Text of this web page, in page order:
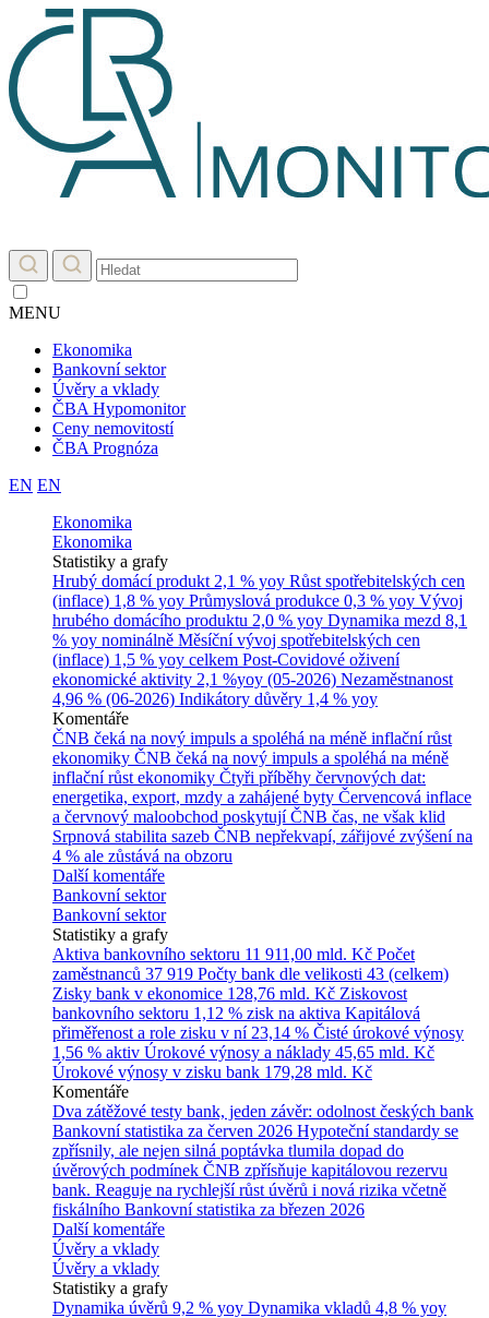
MENU
Ekonomika
Bankovní sektor
Úvěry a vklady
ČBA Hypomonitor
Ceny nemovitostí
ČBA Prognóza
EN EN
Ekonomika
Ekonomika
Statistiky a grafy
Hrubý domácí produkt 2,1 % yoy Růst spotřebitelských cen
(inflace) 1,8 % yoy Průmyslová produkce 0,3 % yoy Vývoj
hrubého domácího produktu 2,0 % yoy Dynamika mezd 8,1
% yoy nominálně Měsíční vývoj spotřebitelských cen
(inflace) 1,5 % yoy celkem Post-Covidové oživení
ekonomické aktivity 2,1 %yoy (05-2026) Nezaměstnanost
4,96 % (06-2026) Indikátory důvěry 1,4 % yoy
Komentáře
ČNB čeká na nový impuls a spoléhá na méně inflační růst
ekonomiky ČNB čeká na nový impuls a spoléhá na méně
inflační růst ekonomiky Čtyři příběhy červnových dat:
energetika, export, mzdy a zahájené byty Červencová inflace
a červnový maloobchod poskytují ČNB čas, ne však klid
Srpnová stabilita sazeb ČNB nepřekvapí, zářijové zvýšení na
4 % ale zůstává na obzoru
Další komentáře
Bankovní sektor
Bankovní sektor
Statistiky a grafy
Aktiva bankovního sektoru 11 911,00 mld. Kč Počet
zaměstnanců 37 919 Počty bank dle velikosti 43 (celkem)
Zisky bank v ekonomice 128,76 mld. Kč Ziskovost
bankovního sektoru 1,12 % zisk na aktiva Kapitálová
přiměřenost a role zisku v ní 23,14 % Čisté úrokové výnosy
1,56 % aktiv Úrokové výnosy a náklady 45,65 mld. Kč
Úrokové výnosy v zisku bank 179,28 mld. Kč
Komentáře
Dva zátěžové testy bank, jeden závěr: odolnost českých bank
Bankovní statistika za červen 2026 Hypoteční standardy se
zpřísnily, ale nejen silná poptávka tlumila dopad do
úvěrových podmínek ČNB zpřísňuje kapitálovou rezervu
bank. Reaguje na rychlejší růst úvěrů i nová rizika včetně
fiskálního Bankovní statistika za březen 2026
Další komentáře
Úvěry a vklady
Úvěry a vklady
Statistiky a grafy
Dynamika úvěrů 9,2 % yoy Dynamika vkladů 4,8 % yoy